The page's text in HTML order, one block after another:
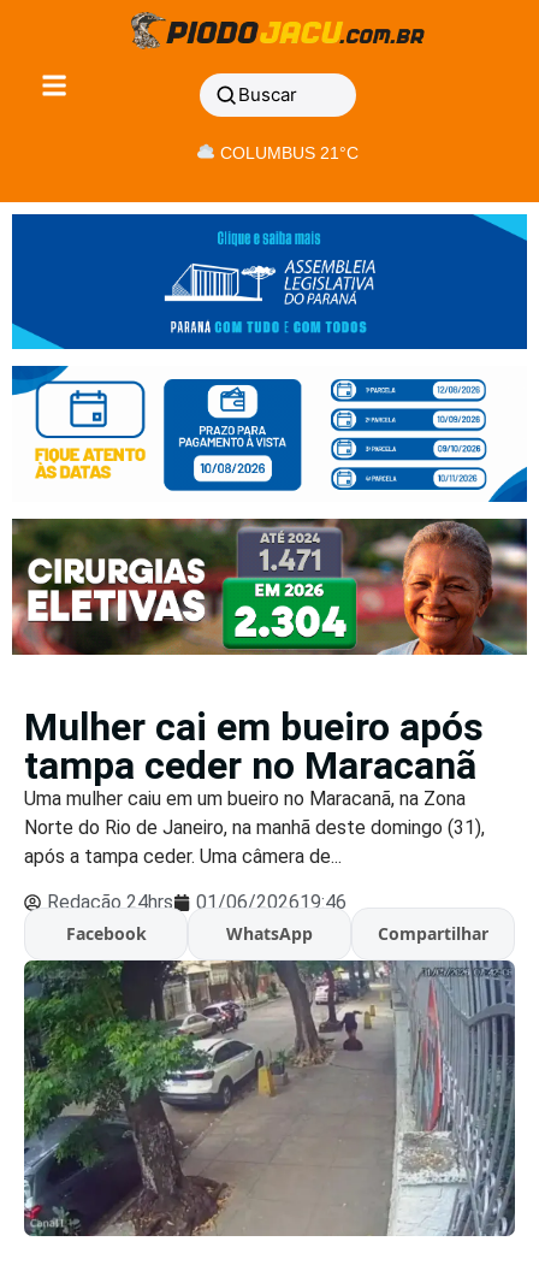
Buscar
COLUMBUS 21°C
Mulher cai em bueiro após
tampa ceder no Maracanã
Uma mulher caiu em um bueiro no Maracanã, na Zona
Norte do Rio de Janeiro, na manhã deste domingo (31),
após a tampa ceder. Uma câmera de...
Redação 24hrs 01/06/202619:46
Facebook
WhatsApp Compartilhar